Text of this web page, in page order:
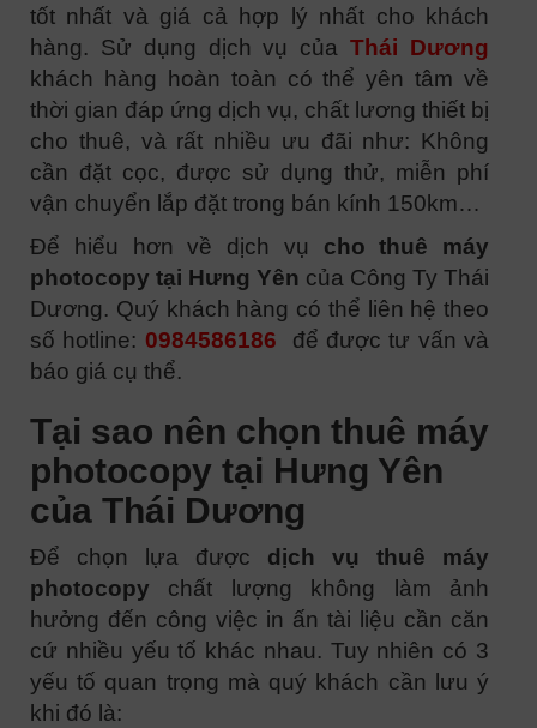
tốt nhất và giá cả hợp lý nhất cho khách
hàng. Sử dụng dịch vụ củaThái Dương
khách hàng hoàn toàn có thể yên tâm về
thời gian đáp ứng dịch vụ, chất lương thiết bị
cho thuê, và rất nhiều ưu đãi như: Không
cần đặt cọc, được sử dụng thử, miễn phí
vận chuyển lắp đặt trong bán kính 150km…
Để hiểu hơn về dịch vụ cho thuê máy
photocopy tại Hưng Yên của Công Ty Thái
Dương. Quý khách hàng có thể liên hệ theo
số hotline: 0984586186
để được tư vấn và
báo giá cụ thể.
Tại sao nên chọn thuê máy
photocopy tại Hưng Yên
của Thái Dương
Để chọn lựa được dịch vụ thuê máy
photocopy chất lượng không làm ảnh
hưởng đến công việc in ấn tài liệu cần căn
cứ nhiều yếu tố khác nhau. Tuy nhiên có 3
yếu tố quan trọng mà quý khách cần lưu ý
khi đó là: